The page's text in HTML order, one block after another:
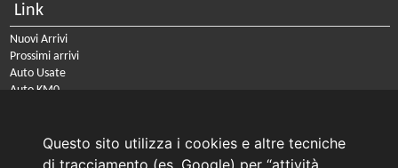
Questo sito utilizza i cookies e altre tecniche
di tracciamento (es. Google) per “attività
Link
Nuovi Arrivi
Prossimi arrivi
Auto Usate
Auto KM0
PRENOTA IL TUO INTERVENTO DI OFFICINA